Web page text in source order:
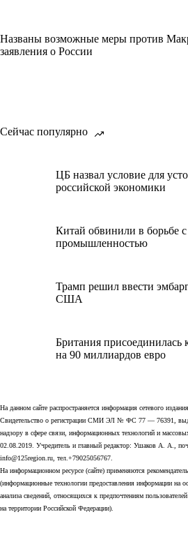
Названы возможные меры против
заявления о России
Сейчас популярно
ЦБ назвал условие для
российской экономики
Китай обвинили в борьбе
промышленностью
Трамп решил ввести
США
Британия присоединилась
на 90 миллиардов евро
На данном сайте распространяется информация сетевого
Свидетельство о регистрации СМИ ЭЛ № ФС 77 — 76391,
надзору в сфере связи, информационных технологий и
02.08.2019. Учредитель и главный редактор: Ушаков А. А.,
info@125region.ru, тел.+79025056767.
На информационном ресурсе (сайте) применяются
(информационные технологии предоставления информации на
анализа сведений, относящихся к предпочтениям
на территории Российской Федерации).